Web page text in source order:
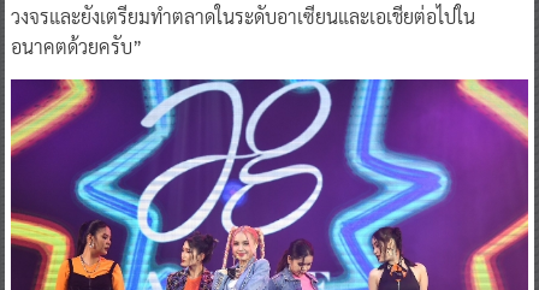
วงจรและยังเตรียมทำตลาดในระดับอาเซียนและเอเชียต่อไปใน
อนาคตด้วยครับ”